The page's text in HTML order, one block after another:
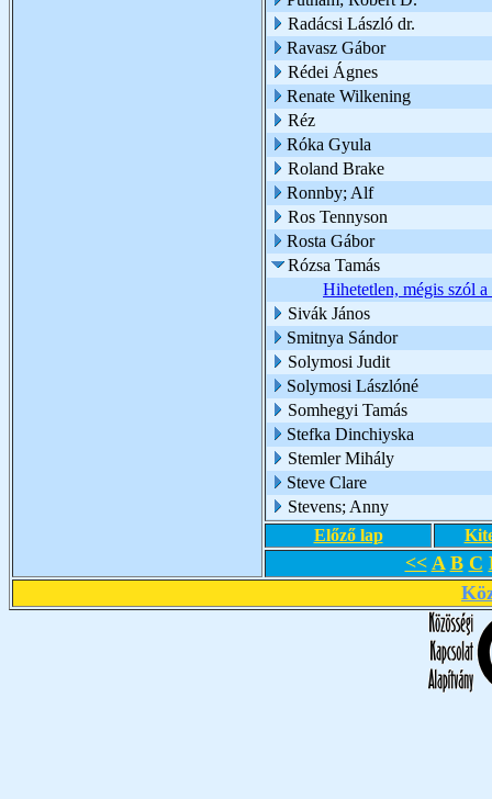
Radácsi László dr.
Ravasz Gábor
Rédei Ágnes
Renate Wilkening
Réz
Róka Gyula
Roland Brake
Ronnby; Alf
Ros Tennyson
Rosta Gábor
Rózsa Tamás
Hihetetlen, mégis szól a
Sivák János
Smitnya Sándor
Solymosi Judit
Solymosi Lászlóné
Somhegyi Tamás
Stefka Dinchiyska
Stemler Mihály
Steve Clare
Stevens; Anny
Előző lap
<< A B C